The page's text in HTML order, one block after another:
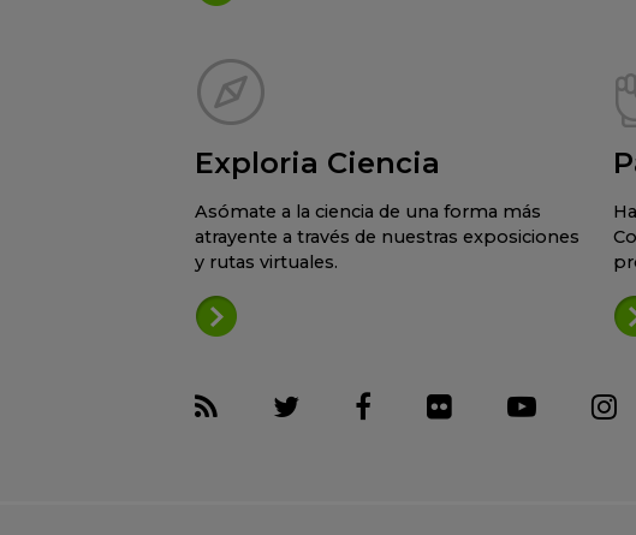
Exploria Ciencia
Asómate a la ciencia de una forma más
atrayente a través de nuestras exposiciones
y rutas virtuales.